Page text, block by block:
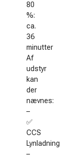
80
%:
ca.
36
minutter
Af
udstyr
kan
der
nævnes:
–
✅
CCS
Lynladning
–